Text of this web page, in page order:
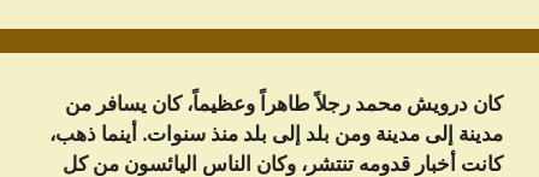
كان درويش محمد رجلاً طاهراً وعظيماً، كان يسافر من
مدينة إلى مدينة ومن بلد إلى بلد منذ سنوات. أينما ذهب،
كانت أخبار قدومه تنتشر، وكان الناس اليائسون من كل